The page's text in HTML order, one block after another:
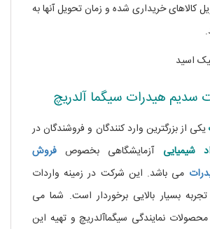
کالاهای خریداری شده و زمان تحویل آنها به
سدیم هیدرات سیگما آلدریچ
یکی از بزرگترین وارد کنندگان و فروشندگان در
شیمیایی آزمایشگاهی بخصوص فروش
می باشد. این شرکت در زمینه واردات
بسیار بالایی برخوردار است. شما می
نمایندگی سیگماآلدریچ و تهیه این